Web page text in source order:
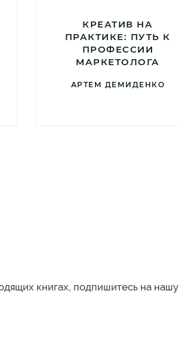
КРЕАТИВ НА
ПРАКТИКЕ: ПУТЬ К
ПРОФЕССИИ
МАРКЕТОЛОГА
АРТЕМ ДЕМИДЕНКО
книгах, подпишитесь на нашу